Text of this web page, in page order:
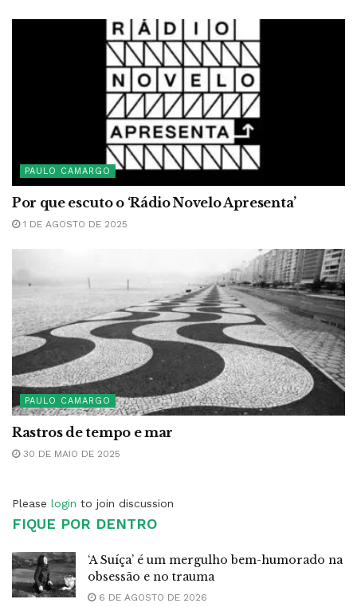
PAULO CAMARGO
Por que escuto o ‘Rádio Novelo Apresenta’
1 DE AGOSTO DE 2025
PAULO CAMARGO
Rastros de tempo e mar
30 DE MAIO DE 2025
Please login to join discussion
FIQUE POR DENTRO
‘A Suíça’ é um mergulho bem-humorado na
obsessão e no trauma
6 DE AGOSTO DE 2026